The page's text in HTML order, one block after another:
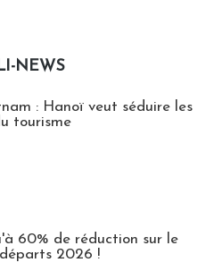
NEWS
: Hanoï veut séduire les
tourisme
60% de réduction sur le
2026 !